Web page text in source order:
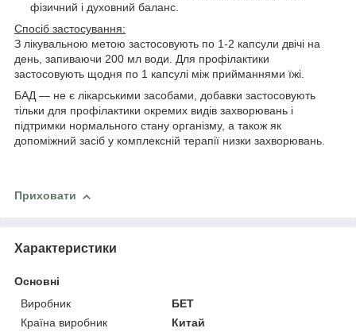
фізичний і духовний баланс.
Спосіб застосування:
З лікувальною метою застосовують по 1-2 капсули двічі на
день, запиваючи 200 мл води. Для профілактики
застосовують щодня по 1 капсулі між прийманнями їжі.
БАД — не є лікарськими засобами, добавки застосовують
тільки для профілактики окремих видів захворювань і
підтримки нормального стану організму, а також як
допоміжний засіб у комплексній терапії низки захворювань.
Приховати
Характеристики
Основні
Виробник
БЕТ
Країна виробник
Китай